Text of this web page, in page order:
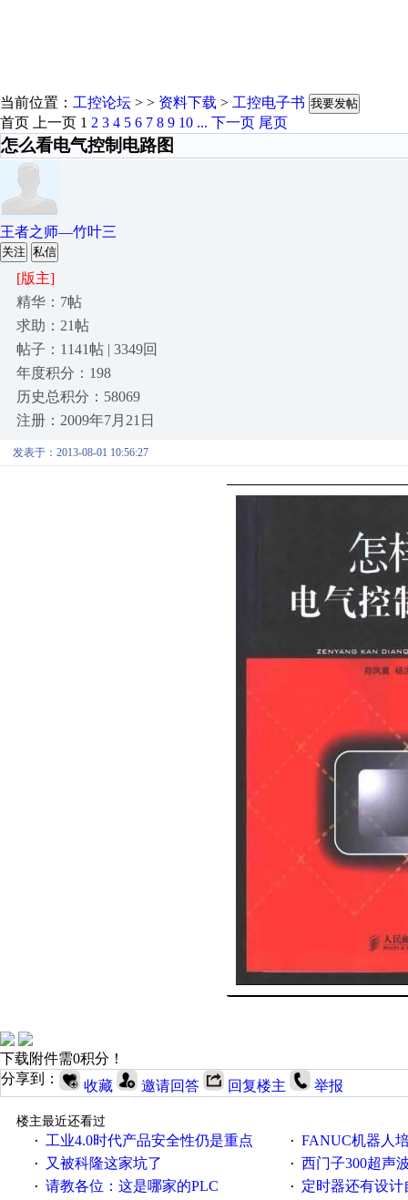
当前位置： 工控论坛 > > 资料下载 > 工控电子书 我要发帖
首页 上一页 1 2 3 4 5 6 7 8 9 10 ... 下一页 尾页
怎么看电气控制电路图
王者之师—竹叶三
关注 私信
[版主]
精华：7帖
求助：21帖
帖子：1141帖 | 3349回
年度积分：198
历史总积分：58069
注册：2009年7月21日
发表于：2013-08-01 10:56:27
下载附件需0积分！
分享到：
收藏 邀请回答 回复楼主 举报
楼主最近还看过
·
工业4.0时代产品安全性仍是重点 · FANUC机器人
· 又被科隆这家坑了 · 西门子300超声波
· 请教各位：这是哪家的PLC · 定时器还有设